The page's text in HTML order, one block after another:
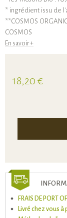
* ingrédient issu de
**COSMOS
COSMOS
En savoir +
18,20 €
FRAIS DE PORT
Livré chez vous